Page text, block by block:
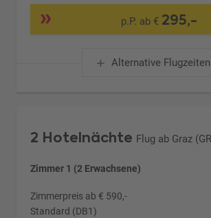
p.P. ab € 295,-
Alternative Flugzeiten
2 Hotelnächte Flug ab Graz
Zimmer 1 (2 Erwachsene)
Zimmerpreis ab € 590,-
Standard (DB1)